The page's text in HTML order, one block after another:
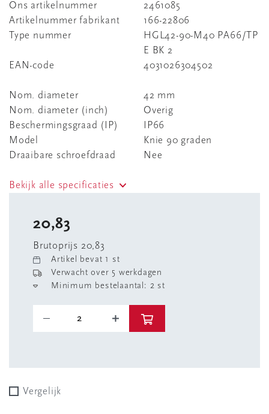
Ons artikelnummer
2461085
Artikelnummer fabrikant
166-22806
Type nummer
HGL42-90-M40 PA66/TP
E BK 2
EAN-code
4031026304502
Nom. diameter
42 mm
Nom. diameter (inch)
Overig
Beschermingsgraad (IP)
IP66
Model
Knie 90 graden
Draaibare schroefdraad
Nee
Bekijk alle specificaties
20,83
Brutoprijs 20,83
Artikel bevat 1 st
Verwacht over 5 werkdagen
Minimum bestelaantal: 2 st
Vergelijk